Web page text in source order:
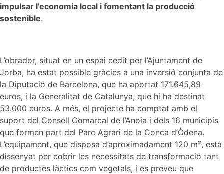
impulsar l’economia local i fomentant la producció
sostenible.
L’obrador, situat en un espai cedit per l’Ajuntament de
Jorba, ha estat possible gràcies a una inversió conjunta de
la Diputació de Barcelona, que ha aportat 171.645,89
euros, i la Generalitat de Catalunya, que hi ha destinat
53.000 euros. A més, el projecte ha comptat amb el
suport del Consell Comarcal de l’Anoia i dels 16 municipis
que formen part del Parc Agrari de la Conca d’Òdena.
L’equipament, que disposa d’aproximadament 120 m², està
dissenyat per cobrir les necessitats de transformació tant
de productes làctics com vegetals, i es preveu que